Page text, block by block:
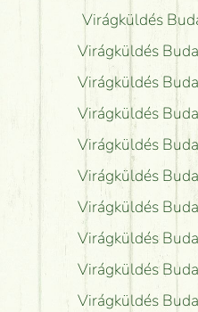
Virágküldés
Virágküldés
Virágküldés
Virágküldés
Virágküldés
Virágküldés
Virágküldés
Virágküldés
Virágküldés
Virágküldés